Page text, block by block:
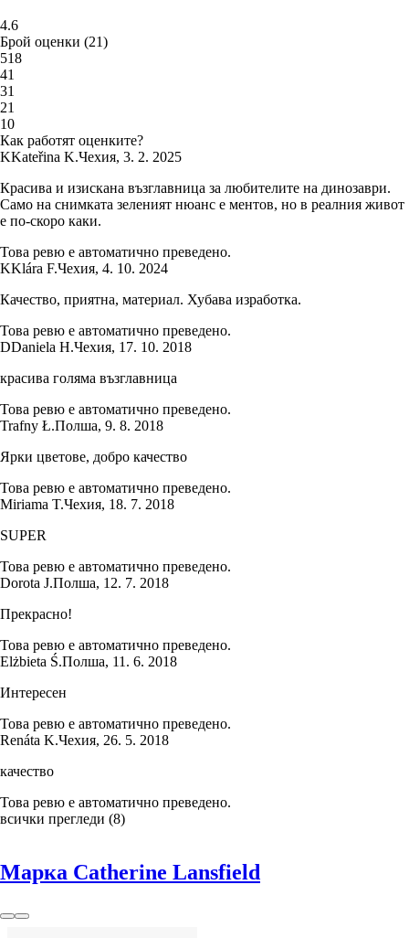
4.6
Брой оценки (21)
518
41
31
21
10
Как работят оценките?
KKateřina K.Чехия, 3. 2. 2025
Красива и изискана възглавница за любителите на динозаври.
Само на снимката зеленият нюанс е ментов, но в реалния живот
е по-скоро каки.
Това ревю е автоматично преведено.
KKlára F.Чехия, 4. 10. 2024
Качество, приятна, материал. Хубава изработка.
Това ревю е автоматично преведено.
DDaniela H.Чехия, 17. 10. 2018
красива голяма възглавница
Това ревю е автоматично преведено.
Trafny Ł.Полша, 9. 8. 2018
Ярки цветове, добро качество
Това ревю е автоматично преведено.
Miriama T.Чехия, 18. 7. 2018
SUPER
Това ревю е автоматично преведено.
Dorota J.Полша, 12. 7. 2018
Прекрасно!
Това ревю е автоматично преведено.
Elżbieta Ś.Полша, 11. 6. 2018
Интересен
Това ревю е автоматично преведено.
Renáta K.Чехия, 26. 5. 2018
качество
Това ревю е автоматично преведено.
всички прегледи (8)
Марка Catherine Lansfield